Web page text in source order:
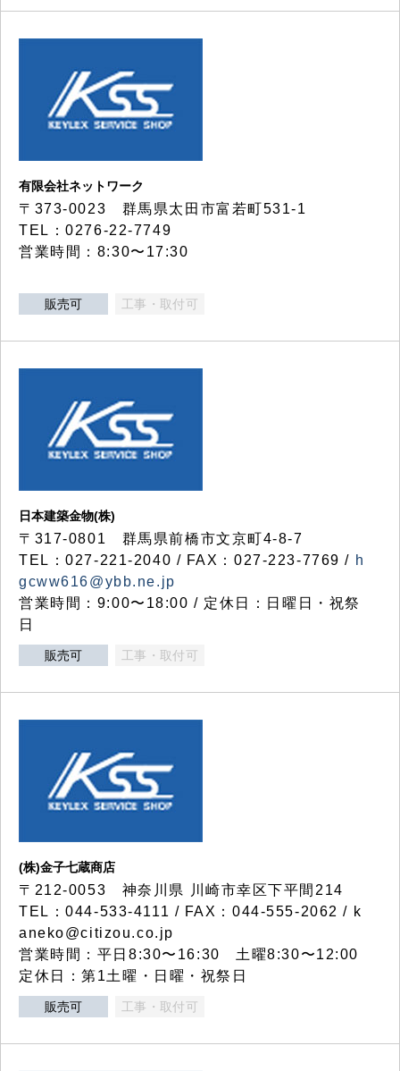
有限会社ネットワーク
〒373-0023 群馬県太田市富若町531-1
TEL：0276-22-7749
営業時間：8:30〜17:30
販売可 工事・取付可
日本建築金物(株)
〒317‐0801 群馬県前橋市文京町4-8-7
TEL：027-221-2040 / FAX：027-223-7769 / h
gcww616@ybb.ne.jp
営業時間：9:00〜18:00 / 定休日：日曜日・祝祭
日
販売可 工事・取付可
(株)金子七蔵商店
〒212-0053 神奈川県 川崎市幸区下平間214
TEL：044-533-4111 / FAX：044-555-2062 / k
aneko@citizou.co.jp
営業時間：平日8:30〜16:30 土曜8:30〜12:00
定休日：第1土曜・日曜・祝祭日
販売可 工事・取付可